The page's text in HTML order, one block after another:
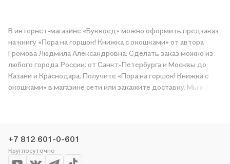
В интернет-магазине «Буквоед» можно оформить предзаказ
на книгу «Пора на горшок! Книжка с окошками» от автора
Громова Людмила Александровна. Сделать заказ можно из
любого города России: от Санкт-Петербурга и Москвы до
Казани и Краснодара. Получите «Пора на горшок! Книжка с
окошками» в магазине сети или закажите доставку. Мы и сами
+7 812 601-0-601
Круглосуточно